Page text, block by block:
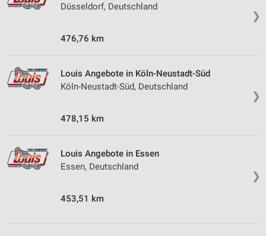
❯
Düsseldorf, Deutschland
476,76 km
❯
Louis Angebote in Köln-Neustadt-Süd
Köln-Neustadt-Süd, Deutschland
478,15 km
❯
Louis Angebote in Essen
Essen, Deutschland
453,51 km